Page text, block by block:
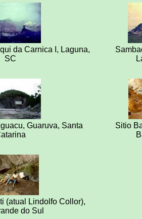
da Carnica I, Laguna,
SC
Guaruva, Santa
Sitio
(atual Lindolfo Collor),
do Sul